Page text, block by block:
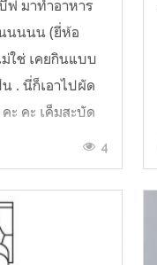
ฟ มาทำอาหาร
นนนน (ยี่ห้อ
ม่ใช่ เคยกินแบบ
. นี่ก็เอาไปผัด
ะ คะ เค็มสะบัด
งสัปดาห์
4